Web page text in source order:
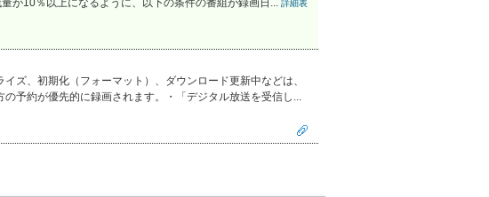
が10％以上になるように、以下の条件の番組が録画日... 詳細表
ズ、初期化（フォーマット）、ダウンロード更新中などは、
予約が優先的に録画されます。・「デジタル放送を受信し...